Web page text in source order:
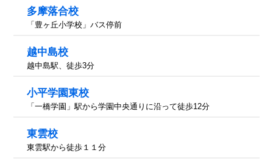
多摩落合校
「豊ヶ丘小学校」バス停前
越中島校
越中島駅、徒歩3分
小平学園東校
「一橋学園」駅から学園中央通りに沿って徒歩12分
東雲校
東雲駅から徒歩１１分